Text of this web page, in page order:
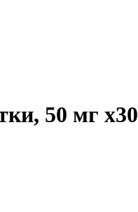
50 мг x30